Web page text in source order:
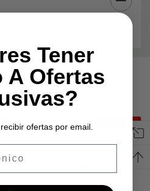
esponjosas
Products
Oferta 20%
Tener
A Ofertas
ofertas por email.